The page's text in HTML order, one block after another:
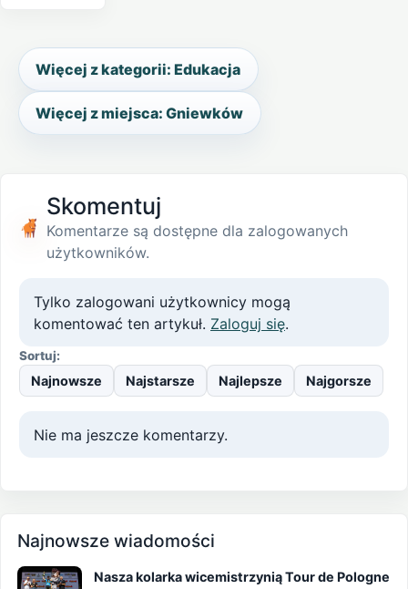
Więcej z kategorii: Edukacja
Więcej z miejsca: Gniewków
Skomentuj
Komentarze są dostępne dla zalogowanych
użytkowników.
Tylko zalogowani użytkownicy mogą
komentować ten artykuł. Zaloguj się.
Sortuj:
Najnowsze Najstarsze Najlepsze Najgorsze
Nie ma jeszcze komentarzy.
Najnowsze wiadomości
Nasza kolarka wicemistrzynią Tour de Pologne